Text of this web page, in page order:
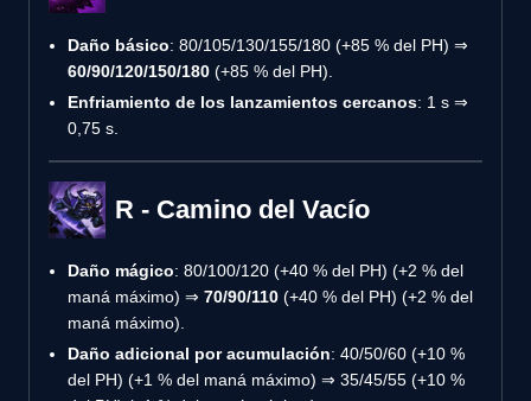
Daño básico: 80/105/130/155/180 (+85 % del PH) ⇒
60/90/120/150/180 (+85 % del PH).
Enfriamiento de los lanzamientos cercanos: 1 s ⇒
0,75 s.
R - Camino del Vacío
Daño mágico: 80/100/120 (+40 % del PH) (+2 % del
maná máximo) ⇒ 70/90/110 (+40 % del PH) (+2 % del
maná máximo).
Daño adicional por acumulación: 40/50/60 (+10 %
del PH) (+1 % del maná máximo) ⇒ 35/45/55 (+10 %